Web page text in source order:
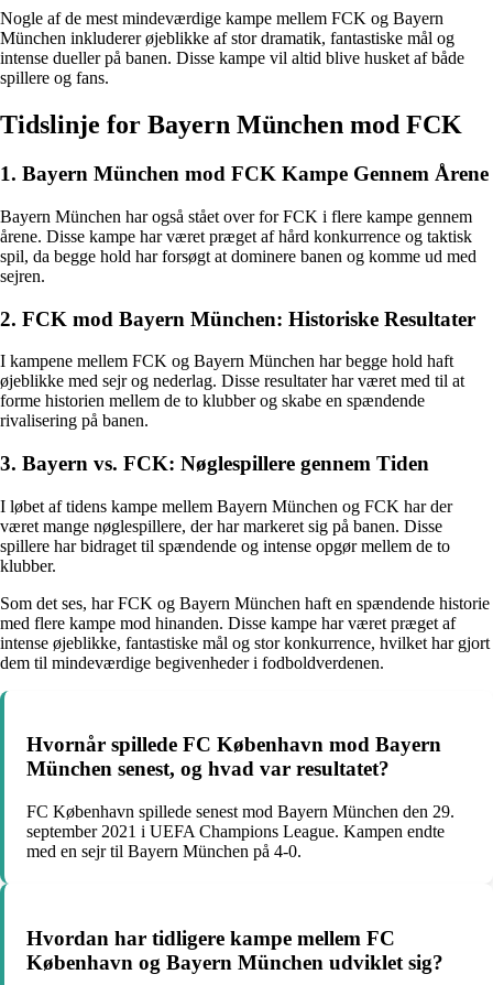
Nogle af de mest mindeværdige kampe mellem FCK og Bayern
München inkluderer øjeblikke af stor dramatik, fantastiske mål og
intense dueller på banen. Disse kampe vil altid blive husket af både
spillere og fans.
Tidslinje for Bayern München mod FCK
1. Bayern München mod FCK Kampe Gennem Årene
Bayern München har også stået over for FCK i flere kampe gennem
årene. Disse kampe har været præget af hård konkurrence og taktisk
spil, da begge hold har forsøgt at dominere banen og komme ud med
sejren.
2. FCK mod Bayern München: Historiske Resultater
I kampene mellem FCK og Bayern München har begge hold haft
øjeblikke med sejr og nederlag. Disse resultater har været med til at
forme historien mellem de to klubber og skabe en spændende
rivalisering på banen.
3. Bayern vs. FCK: Nøglespillere gennem Tiden
I løbet af tidens kampe mellem Bayern München og FCK har der
været mange nøglespillere, der har markeret sig på banen. Disse
spillere har bidraget til spændende og intense opgør mellem de to
klubber.
Som det ses, har FCK og Bayern München haft en spændende historie
med flere kampe mod hinanden. Disse kampe har været præget af
intense øjeblikke, fantastiske mål og stor konkurrence, hvilket har gjort
dem til mindeværdige begivenheder i fodboldverdenen.
Hvornår spillede FC København mod Bayern
München senest, og hvad var resultatet?
FC København spillede senest mod Bayern München den 29.
september 2021 i UEFA Champions League. Kampen endte
med en sejr til Bayern München på 4-0.
Hvordan har tidligere kampe mellem FC
København og Bayern München udviklet sig?